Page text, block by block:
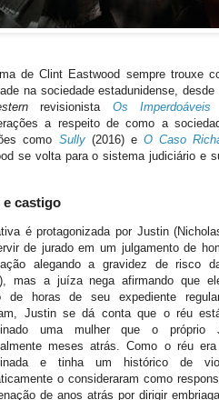
de Clint Eastwood sempre trouxe
na sociedade estadunidense,
revisionista Os Imperdoáveis
a respeito de como a
como Sully (2016) eO Caso
se volta para o sistema judiciário e
e castigo
é protagonizada por Justin
de jurado em um julgamento de
alegando a gravidez de risco
mas a juíza nega afirmando que
de horas de seu expediente
Justin se dá conta que o réu
uma mulher que o próprio
meses atrás. Como o réu
e tinha um histórico de
o consideraram como
de anos atrás por dirigir